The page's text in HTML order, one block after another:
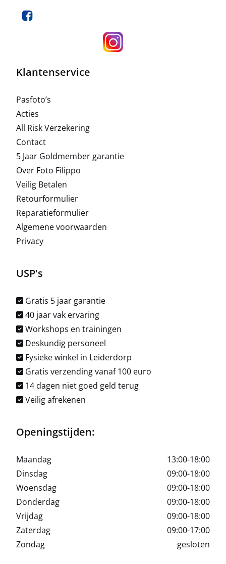
Klantenservice
Pasfoto’s
Acties
All Risk Verzekering
Contact
5 Jaar Goldmember garantie
Over Foto Filippo
Veilig Betalen
Retourformulier
Reparatieformulier
Algemene voorwaarden
Privacy
USP's
Gratis 5 jaar garantie
40 jaar vak ervaring
Workshops en trainingen
Deskundig personeel
Fysieke winkel in Leiderdorp
Gratis verzending vanaf 100 euro
14 dagen niet goed geld terug
Veilig afrekenen
Openingstijden:
Maandag
13:00-18:00
Dinsdag
09:00-18:00
Woensdag
09:00-18:00
Donderdag
09:00-18:00
Vrijdag
09:00-18:00
Zaterdag
09:00-17:00
Zondag
gesloten